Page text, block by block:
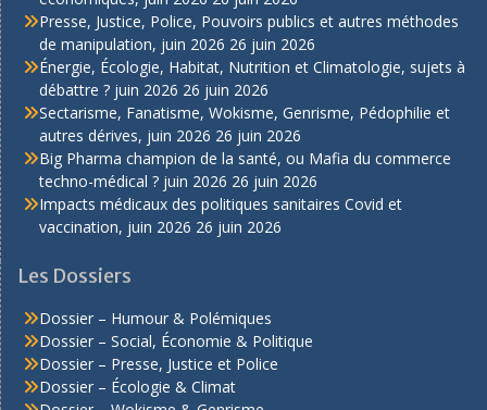
Presse, Justice, Police, Pouvoirs publics et autres méthodes
de manipulation, juin 2026 26 juin 2026
Énergie, Écologie, Habitat, Nutrition et Climatologie, sujets à
débattre ? juin 2026 26 juin 2026
Sectarisme, Fanatisme, Wokisme, Genrisme, Pédophilie et
autres dérives, juin 2026 26 juin 2026
Big Pharma champion de la santé, ou Mafia du commerce
techno-médical ? juin 2026 26 juin 2026
Impacts médicaux des politiques sanitaires Covid et
vaccination, juin 2026 26 juin 2026
Les Dossiers
Dossier – Humour & Polémiques
Dossier – Social, Économie & Politique
Dossier – Presse, Justice et Police
Dossier – Écologie & Climat